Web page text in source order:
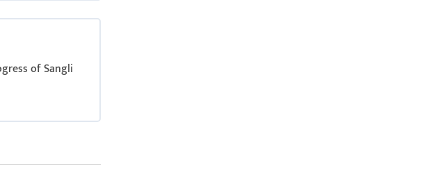
of Sangli